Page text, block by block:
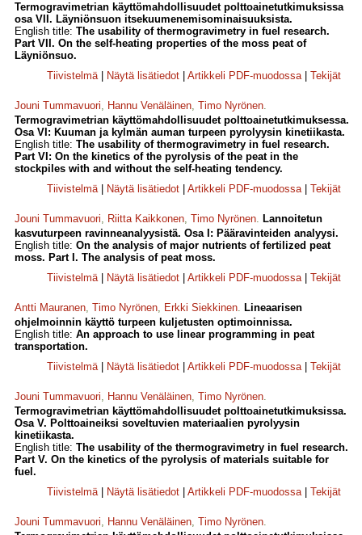
Termogravimetrian käyttömahdollisuudet polttoainetutkimuksissa
osa VII. Läyniönsuon itsekuumenemisominaisuuksista.
English title: The usability of thermogravimetry in fuel research.
Part VII. On the self-heating properties of the moss peat of
Läyniönsuo.
Tiivistelmä| Näytä lisätiedot Artikkeli PDF-muodossa| Tekijät
Jouni Tummavuori, Hannu Venäläinen, Timo Nyrönen.
Termogravimetrian käyttömahdollisuudet polttoainetutkimuksessa.
Osa VI: Kuuman ja kylmän auman turpeen pyrolyysin kinetiikasta.
English title: The usability of thermogravimetry in fuel research.
Part VI: On the kinetics of the pyrolysis of the peat in the
stockpiles with and without the self-heating tendency.
Tiivistelmä| Näytä lisätiedot Artikkeli PDF-muodossa| Tekijät
Jouni Tummavuori, Riitta Kaikkonen, Timo Nyrönen. Lannoitetun
kasvuturpeen ravinneanalyysistä. Osa I: Pääravinteiden analyysi.
English title: On the analysis of major nutrients of fertilized peat
moss. Part I. The analysis of peat moss.
Tiivistelmä| Näytä lisätiedot Artikkeli PDF-muodossa| Tekijät
Antti Mauranen, Timo Nyrönen, Erkki Siekkinen. Lineaarisen
ohjelmoinnin käyttö turpeen kuljetusten optimoinnissa.
English title: An approach to use linear programming in peat
transportation.
Tiivistelmä| Näytä lisätiedot Artikkeli PDF-muodossa| Tekijät
Jouni Tummavuori, Hannu Venäläinen, Timo Nyrönen.
Termogravimetrian käyttömahdollisuudet polttoainetutkimuksissa.
Osa V. Polttoaineiksi soveltuvien materiaalien pyrolyysin
kinetiikasta.
English title: The usability of the thermogravimetry in fuel research.
Part V. On the kinetics of the pyrolysis of materials suitable for
fuel.
Tiivistelmä| Näytä lisätiedot Artikkeli PDF-muodossa| Tekijät
Jouni Tummavuori, Hannu Venäläinen, Timo Nyrönen.